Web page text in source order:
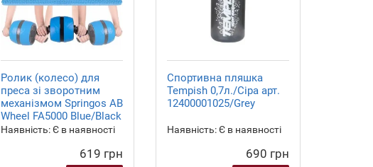
Ролик (колесо) для
преса зі зворотним
механізмом Springos AB
Wheel FA5000 Blue/Black
Наявність:Є в наявності
619 грн
Спортивна пляшка
Tempish 0,7л./Сіра арт.
12400001025/Grey
Наявність:Є в наявності
690 грн